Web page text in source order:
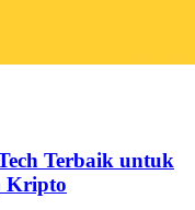
Terbaik untuk
Kripto